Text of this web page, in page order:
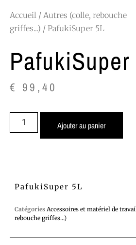
Accueil / Autres (colle, rebouche
griffes...) / PafukiSuper 5L
€ 99,40
Ajouter au panier
PafukiSuper 5L
Catégories Accessoires et matériel de
rebouche griffes...)